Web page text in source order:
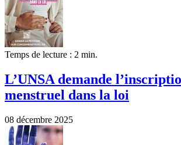
Temps de lecture : 2 min.
L’UNSA demande
menstruel dans la loi
08 décembre 2025